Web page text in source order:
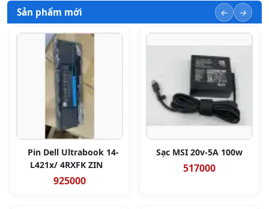
Sản phẩm mới
Pin Dell Ultrabook 14-
L421x/ 4RXFK ZIN
925000
Sạc MSI 20v-5A 100w
517000